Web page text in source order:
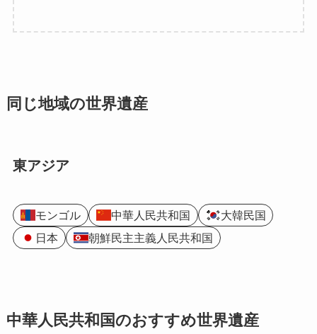
同じ地域の世界遺産
東アジア
モンゴル 中華人民共和国
大韓民国
日本
朝鮮民主主義人民共和国
中華人民共和国のおすすめ世界遺産